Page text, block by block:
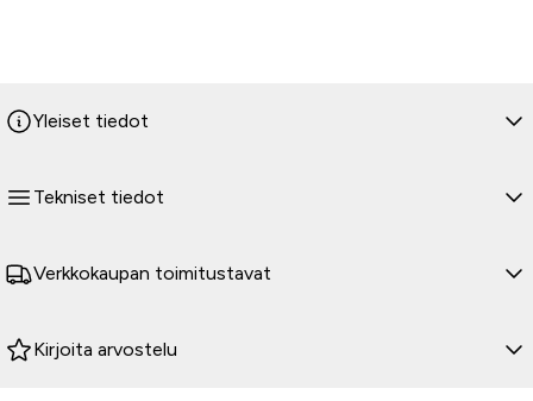
Yleiset tiedot
Tekniset tiedot
Verkkokaupan toimitustavat
Kirjoita arvostelu